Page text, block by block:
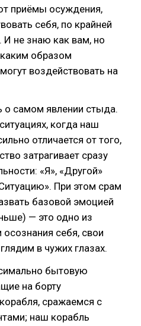
приёмы осуждения,
себя, по крайней
И не знаю как вам, но
образом
воздействовать на
о самом явлении стыда.
когда наш
отличается от того,
затрагивает сразу
«Я», «Другой»
При этом срам
базовой эмоцией
— это одно из
себя, свои
в чужих глазах.
бытовую
на борту
сражаемся с
наш корабль